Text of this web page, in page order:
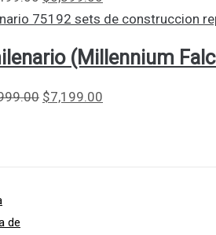
(Millennium
$7,199.00
de